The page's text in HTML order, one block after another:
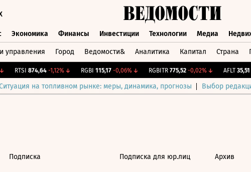
Экономика Финансы Инвестиции Технологии Медиа
управления Город Ведомости& Аналитика Капитал Страна
RTSI 874,64 -1,12%↓ RGBI 115,17 -0,06%↓ RGBITR 775,52 -0,02%↓ AFLT 35,51 -
на топливном рынке: меры, динамика, прогнозы Выбор
Подписка Подписка для юр.лиц Архив